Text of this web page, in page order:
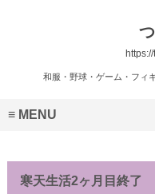
和服・野球・ゲーム・フィ
MENU
寒天生活2ヶ月目終了